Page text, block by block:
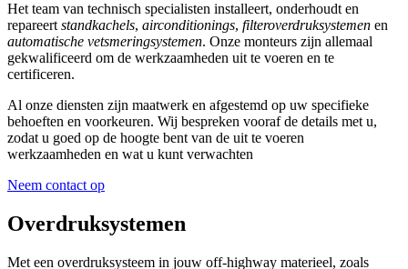
Het team van technisch specialisten installeert, onderhoudt en
repareert standkachels, airconditionings, filteroverdruksystemen en
automatische vetsmeringsystemen. Onze monteurs zijn allemaal
gekwalificeerd om de werkzaamheden uit te voeren en te
certificeren.
Al onze diensten zijn maatwerk en afgestemd op uw specifieke
behoeften en voorkeuren. Wij bespreken vooraf de details met u,
zodat u goed op de hoogte bent van de uit te voeren
werkzaamheden en wat u kunt verwachten
Neem contact op
Overdruksystemen
Met een overdruksysteem in jouw off-highway materieel, zoals